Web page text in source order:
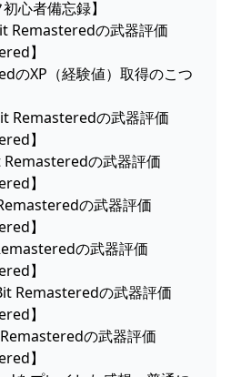
心者備忘録】
Remasteredの武器評価
】
のXP（経験値）取得のこつ
Remasteredの武器評価
】
Remasteredの武器評価
】
の武器評価
】
の武器評価
】
Remasteredの武器評価
】
の武器評価
】